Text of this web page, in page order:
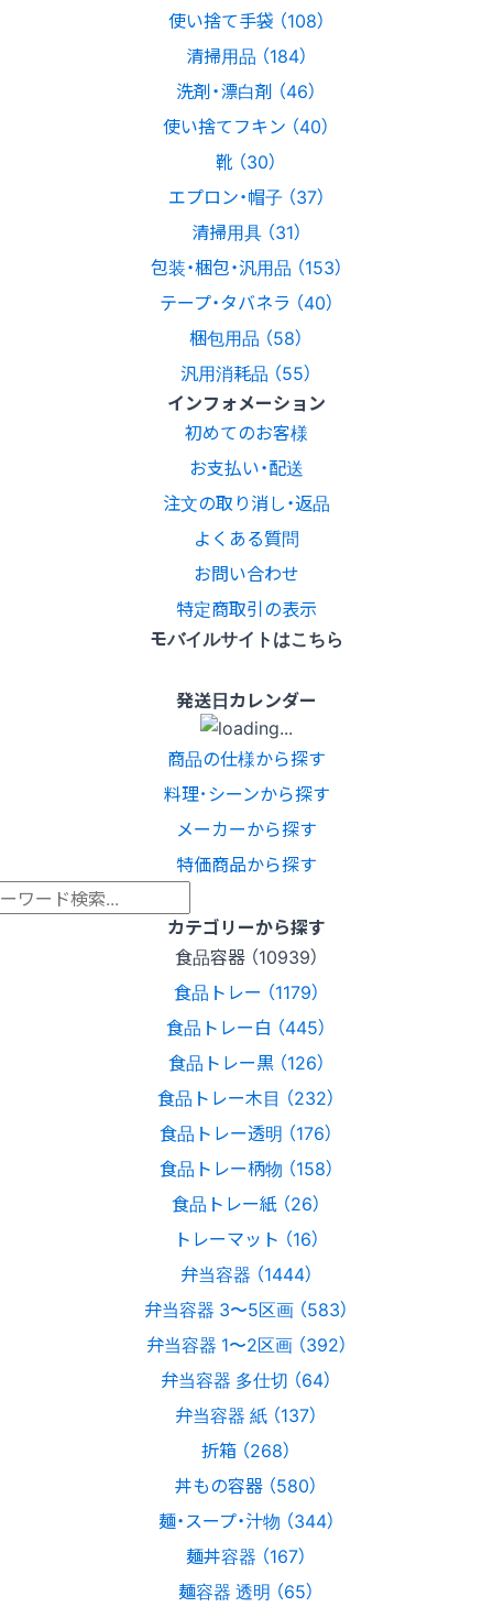
使い捨て手袋 （108）
清掃用品 （184）
洗剤・漂白剤 （46）
使い捨てフキン （40）
靴 （30）
エプロン・帽子 （37）
清掃用具 （31）
包装・梱包・汎用品 （153）
テープ・タバネラ （40）
梱包用品 （58）
汎用消耗品 （55）
インフォメーション
初めてのお客様
お支払い・配送
注文の取り消し・返品
よくある質問
お問い合わせ
特定商取引の表示
モバイルサイトはこちら
発送日カレンダー
商品の仕様から探す
料理･シーンから探す
メーカーから探す
特価商品から探す
カテゴリーから探す
食品容器 （10939）
食品トレー （1179）
食品トレー白 （445）
食品トレー黒 （126）
食品トレー木目 （232）
食品トレー透明 （176）
食品トレー柄物 （158）
食品トレー紙 （26）
トレーマット （16）
弁当容器 （1444）
弁当容器 3〜5区画 （583）
弁当容器 1〜2区画 （392）
弁当容器 多仕切 （64）
弁当容器 紙 （137）
折箱 （268）
丼もの容器 （580）
麺・スープ・汁物 （344）
麺丼容器 （167）
麺容器 透明 （65）